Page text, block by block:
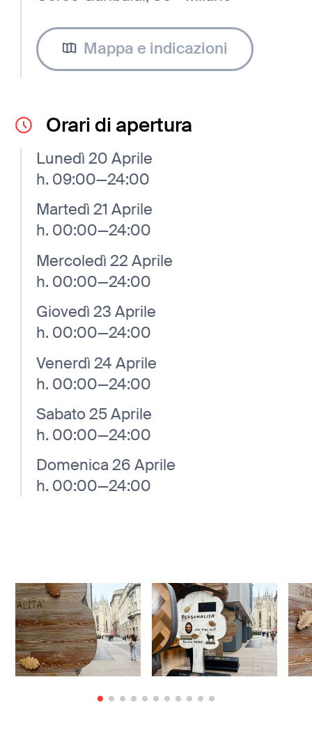
Mappa e indicazioni
Orari di apertura
Lunedì 20 Aprile
h. 09:00—24:00
Martedì 21 Aprile
h. 00:00—24:00
Mercoledì 22 Aprile
h. 00:00—24:00
Giovedì 23 Aprile
h. 00:00—24:00
Venerdì 24 Aprile
h. 00:00—24:00
Sabato 25 Aprile
h. 00:00—24:00
Domenica 26 Aprile
h. 00:00—24:00